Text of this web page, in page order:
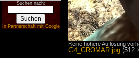
Suchen nach:
In Partnerschaft mit Google
Keine höhere Auflösung
G4_GROMAR.jpg‎ (512